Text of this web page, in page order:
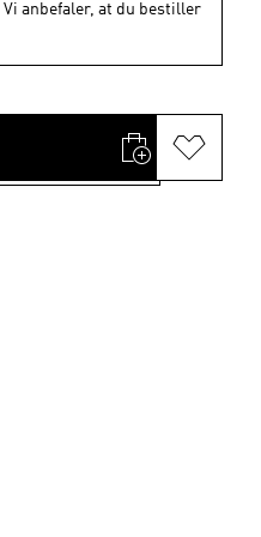
Vi anbefaler, at du bestiller